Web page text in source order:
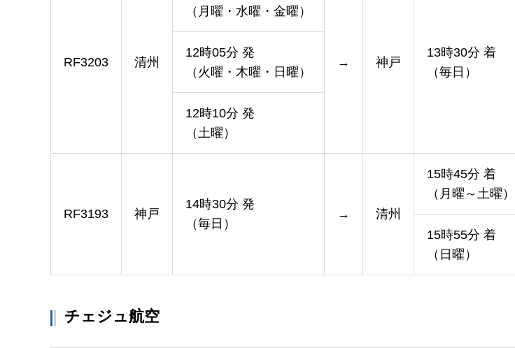
RF3203 清州
（月曜・水曜・金曜）
→ 神戸
13時30分 着
（毎日）
12時05分 発
（火曜・木曜・日曜）
12時10分 発
（土曜）
RF3193 神戸
14時30分 発
（毎日）
→ 清州
15時45分 着
（月曜～土曜）
15時55分 着
（日曜）
チェジュ航空